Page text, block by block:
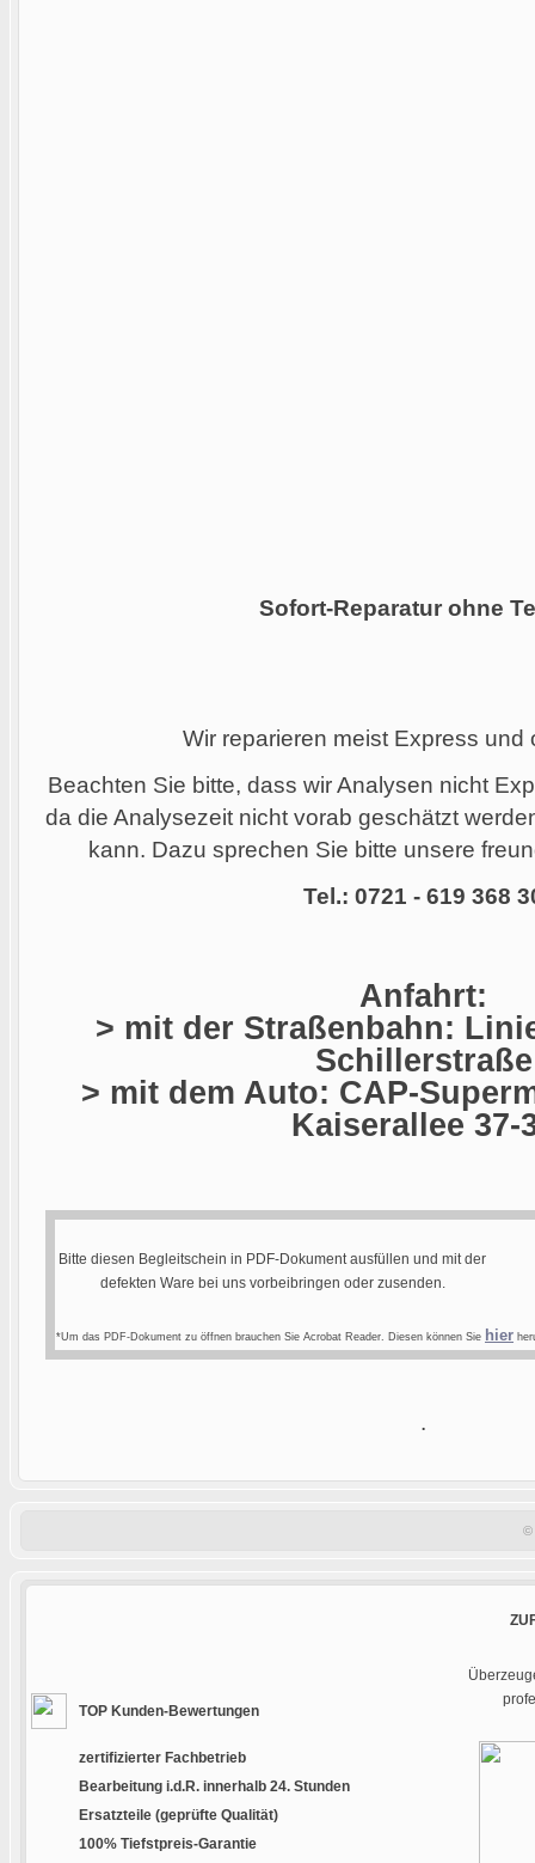
Sofort-Reparatur ohne
Wir reparieren meist Express und
Beachten Sie bitte, dass wir Analysen nicht
da die Analysezeit nicht vorab geschätzt
kann. Dazu sprechen Sie bitte unsere
Tel.: 0721 - 619 368
Anfahrt:
> mit der Straßenbahn:
Schillerstraße
> mit dem Auto: CAP-
Kaiserallee 37-
Bitte diesen Begleitschein in PDF-Dokument ausfüllen und mit der
defekten Ware bei uns vorbeibringen oder zusenden.
*Um das PDF-Dokument zu öffnen brauchen Sie Acrobat Reader. Diesen können Sie hier
.
©
TOP Kunden-Bewertungen
zertifizierter Fachbetrieb
Bearbeitung i.d.R. innerhalb 24. Stunden
Ersatzteile (geprüfte Qualität)
100% Tiefstpreis-Garantie